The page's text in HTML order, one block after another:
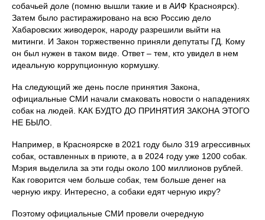
собачьей доле (помню вышли такие и в АИФ Красноярск).
Затем было растиражировано на всю Россию дело
Хабаровских живодерок, народу разрешили выйти на
митинги. И Закон торжественно приняли депутаты ГД. Кому
он был нужен в таком виде. Ответ – тем, кто увидел в нем
идеальную коррупционную кормушку.
На следующий же день после принятия Закона,
официальные СМИ начали смаковать новости о нападениях
собак на людей. КАК БУДТО ДО ПРИНЯТИЯ ЗАКОНА ЭТОГО
НЕ БЫЛО.
Например, в Красноярске в 2021 году было 319 агрессивных
собак, оставленных в приюте, а в 2024 году уже 1200 собак.
Мэрия выделила за эти годы около 100 миллионов рублей.
Как говорится чем больше собак, тем больше денег на
черную икру. Интересно, а собаки едят черную икру?
Поэтому официальные СМИ провели очередную